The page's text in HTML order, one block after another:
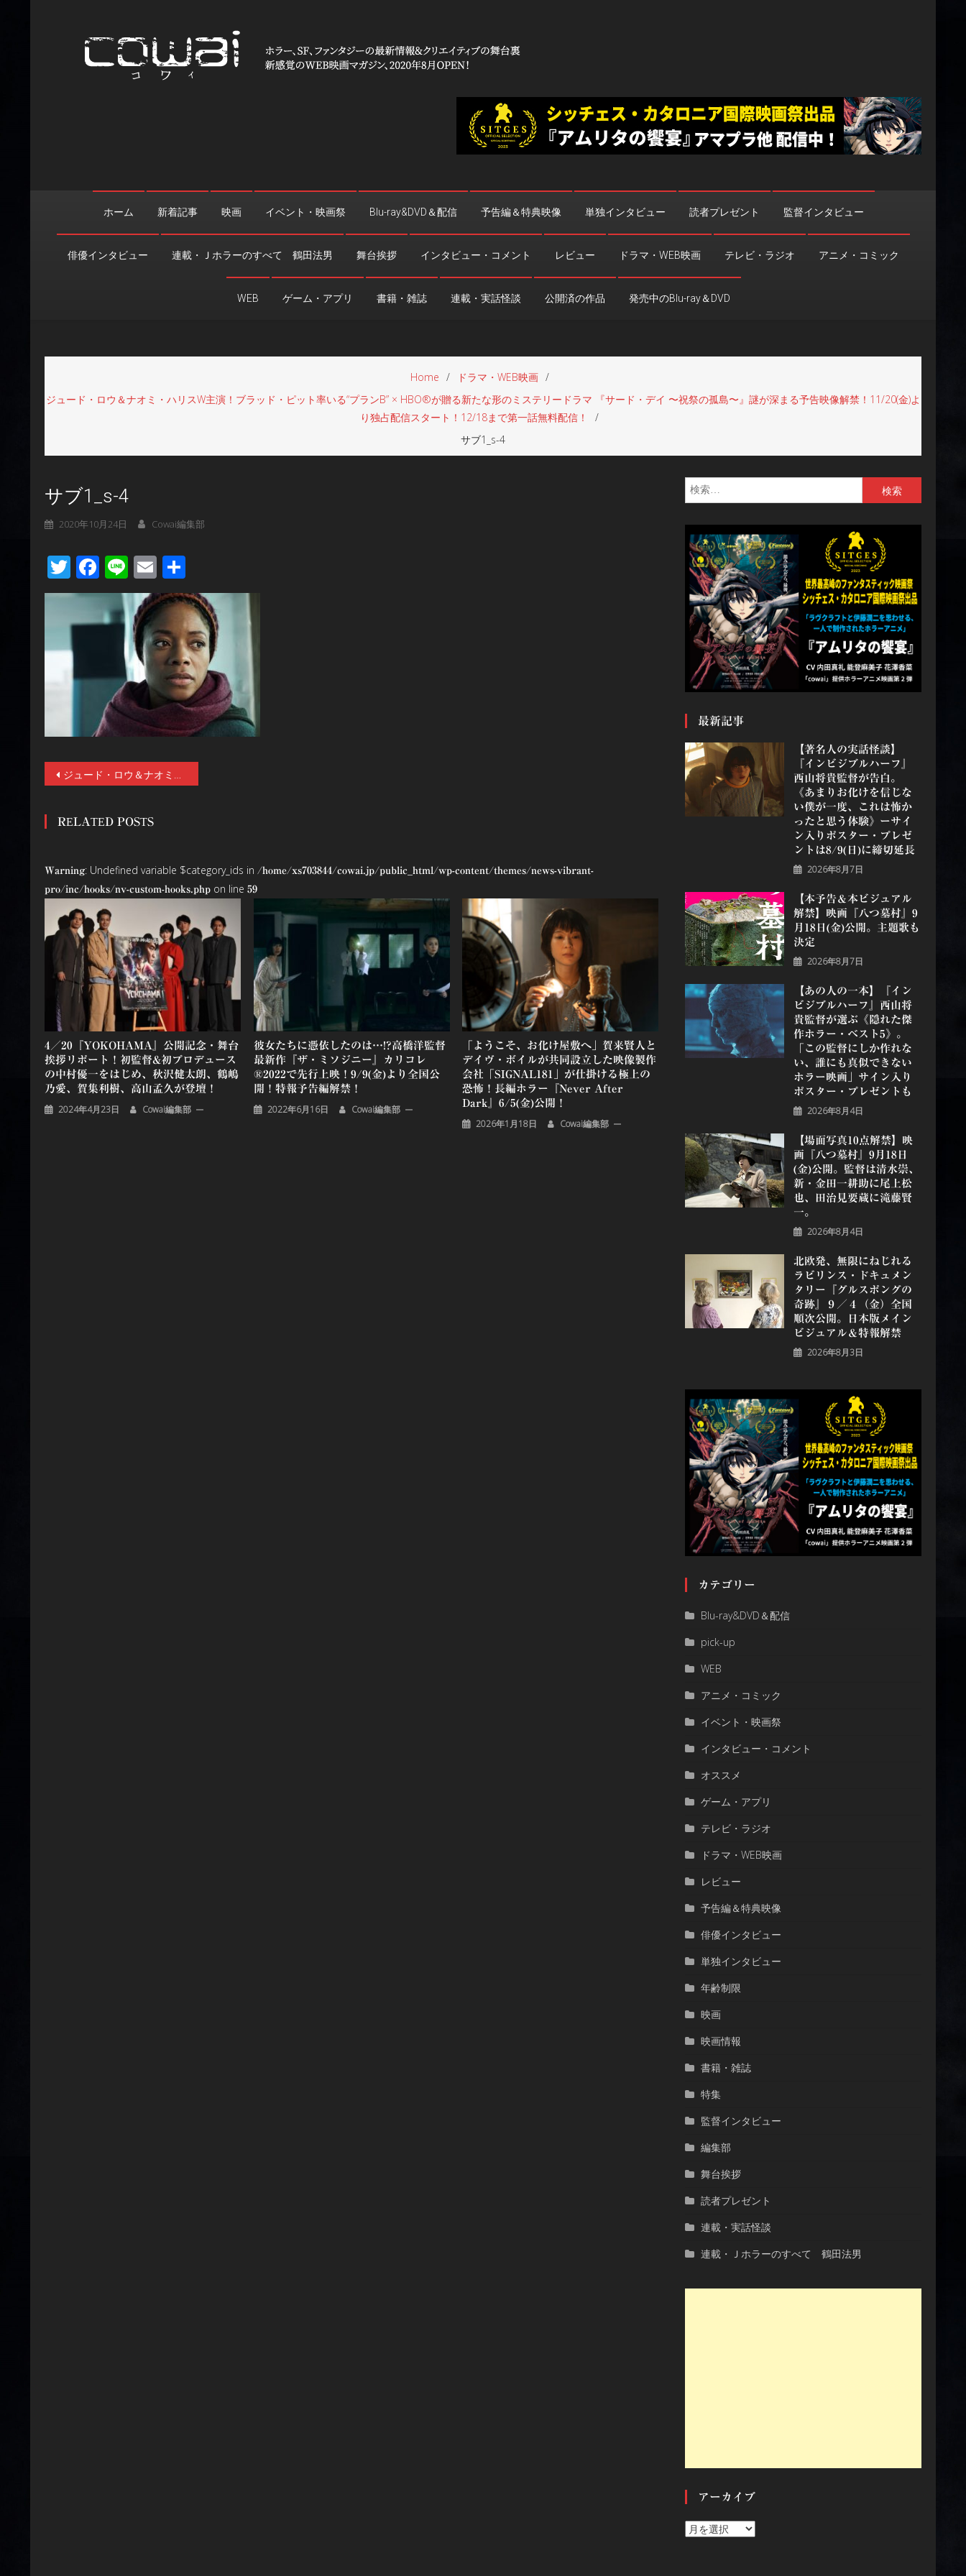
ホーム 新着記事 映画 イベント・映画祭 Blu-ray&DVD＆配信 予告編＆特典映像 単独インタビュー 読者プレゼント 監督インタビュー
俳優インタビュー 連載・Ｊホラーのすべて 鶴田法男 舞台挨拶 インタビュー・コメント レビュー ドラマ・WEB映画 テレビ・ラジオ アニメ・コミック
WEB ゲーム・アプリ 書籍・雑誌 連載・実話怪談 公開済の作品 発売中のBlu-ray＆DVD
Home
ドラマ・WEB映画
ジュード・ロウ＆ナオミ・ハリスW主演！ブラッド・ピット率いる“プランB” × HBO®︎が贈る新たな形のミステリードラマ 『サード・デイ 〜祝祭の孤島〜』謎が深まる予告映像解禁！11/20(金)よ
り独占配信スタート！12/18まで第一話無料配信！
サブ1_s-4
サブ1_s-4
2020年10月24日 Cowai編集部
Twitter
Facebook
LineEmail
有
投
ナ
ゲ
ー
シ
ョ
ン
ジュード・ロウ＆ナオミ・ハリスW主演！ブラッド・ピット率いる“プランB” × HBO®︎が贈る新たな形のミステリードラマ 『サード・デイ 〜祝祭の孤島〜』謎が深まる予告映像解禁！11/20(金)より独占配信スタート！12/18まで第一話無料配信！
RELATED POSTS
Warning: Undefined variable $category_ids in /home/xs703844/cowai.jp/public_html/wp-content/themes/news-vibrant-
pro/inc/hooks/nv-custom-hooks.php on line 59
4／20『YOKOHAMA』公開記念・舞台
挨拶リポート！初監督&初プロデュース
の中村優一をはじめ、秋沢健太朗、鶴嶋
乃愛、賀集利樹、高山孟久が登壇！
2024年4月23日 Cowai編集部
彼女たちに憑依したのは…!?高橋洋監督
最新作『ザ・ミソジニー』カリコレ
®2022で先行上映！9/9(金)より全国公
開！特報予告編解禁！
2022年6月16日 Cowai編集部
「ようこそ、お化け屋敷へ」賀来賢人と
デイヴ・ボイルが共同設立した映像製作
会社「SIGNAL181」が仕掛ける極上の
恐怖！長編ホラー『Never After
Dark』6/5(金)公開！
2026年1月18日 Cowai編集部
索:
最新記事
【著名人の実話怪談】
『インビジブルハーフ』
⻄⼭将貴監督が告白。
《あまりお化けを信じな
い僕が一度、これは怖か
ったと思う体験》ーサイ
ン入りポスター・プレゼ
ントは8/9(日)に締切延長
2026年8月7日
【本予告＆本ビジュアル
解禁】映画『八つ墓村』9
月18日(金)公開。主題歌も
決定
2026年8月7日
【あの人の一本】『イン
ビジブルハーフ』⻄⼭将
貴監督が選ぶ《隠れた傑
作ホラー・ベスト5》。
「この監督にしか作れな
い、誰にも真似できない
ホラー映画」サイン入り
ポスター・プレゼントも
2026年8月4日
【場面写真10点解禁】映
画『八つ墓村』9月18日
(金)公開。監督は清水崇、
新・金田一耕助に尾上松
也、田治見要蔵に滝藤賢
一。
2026年8月4日
北欧発、無限にねじれる
ラビリンス・ドキュメン
タリー『グルスポングの
奇跡』９／４（金）全国
順次公開。日本版メイン
ビジュアル＆特報解禁
2026年8月3日
カテゴリー
Blu-ray&DVD＆配信
pick-up
WEB
アニメ・コミック
イベント・映画祭
インタビュー・コメント
オススメ
ゲーム・アプリ
テレビ・ラジオ
ドラマ・WEB映画
レビュー
予告編＆特典映像
俳優インタビュー
単独インタビュー
年齢制限
映画
映画情報
書籍・雑誌
特集
監督インタビュー
編集部
舞台挨拶
読者プレゼント
連載・実話怪談
連載・Ｊホラーのすべて 鶴田法男
アーカイブ
ア